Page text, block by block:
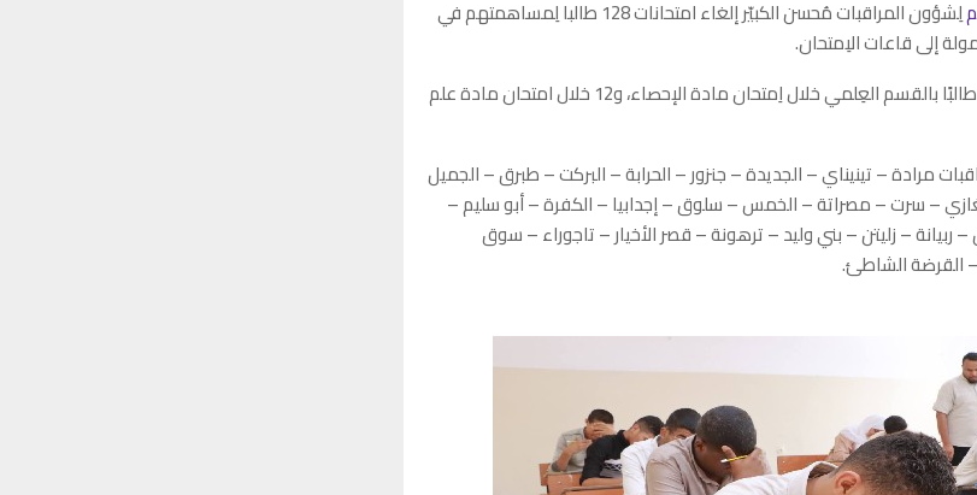
لِشؤون المراقبات مُحسن الكبيّر إلغاء امتحانات 128 طالبا لِمساهمتهم في
إلى قاعات الاِمتحان.
وأوضح الكبير أنه تم إلغاء 116 طالبًا بالقسم العِلمي خلال اِمتحان مادة الإحصاء، و12 خلال امتحان مادة علم
مرادة – تينيناي – الجديدة – جنزور – الحرابة – البركت – طبرق – الجميل
– سرت – مصراتة – الخمس – سلوق – إجدابيا – الكفرة – أبو سليم –
– ربيانة – زليتن – بني وليد – ترهونة – قصر الأخيار – تاجوراء – سوق
القرضة الشاطئ.